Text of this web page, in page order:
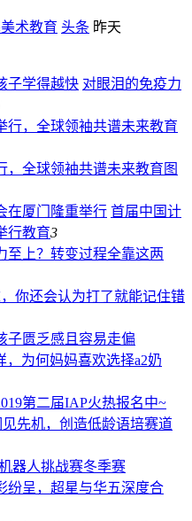
术教育 头条 昨天
对眼泪的免疫力
，全球领袖共谱未来教育图
首届中国计
行教育3
至上？转变过程全靠这两
你还会认为打了就能记住错
子匮乏感且容易走偏
，为何妈妈喜欢选择a2奶
第二届IAP火热报名中~
先机，创造低龄语培赛道
器人挑战赛冬季赛
纷呈，超星与华五深度合